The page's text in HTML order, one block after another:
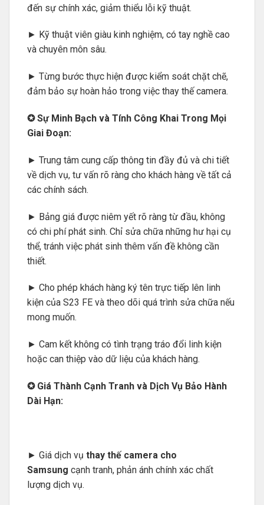
đến sự chính xác, giảm thiểu lỗi kỹ thuật.
► Kỹ thuật viên giàu kinh nghiệm, có tay nghề cao
và chuyên môn sâu.
► Từng bước thực hiện được kiểm soát chặt chẽ,
đảm bảo sự hoàn hảo trong việc thay thế camera.
✪ Sự Minh Bạch và Tính Công Khai Trong Mọi
Giai Đoạn:
► Trung tâm cung cấp thông tin đầy đủ và chi tiết
về dịch vụ, tư vấn rõ ràng cho khách hàng về tất cả
các chính sách.
► Bảng giá được niêm yết rõ ràng từ đầu, không
có chi phí phát sinh. Chỉ sửa chữa những hư hại cụ
thể, tránh việc phát sinh thêm vấn đề không cần
thiết.
► Cho phép khách hàng ký tên trực tiếp lên linh
kiện của S23 FE và theo dõi quá trình sửa chữa nếu
mong muốn.
► Cam kết không có tình trạng tráo đổi linh kiện
hoặc can thiệp vào dữ liệu của khách hàng.
✪ Giá Thành Cạnh Tranh và Dịch Vụ Bảo Hành
Dài Hạn:
► Giá dịch vụ thay thế camera cho
Samsung cạnh tranh, phản ánh chính xác chất
lượng dịch vụ.